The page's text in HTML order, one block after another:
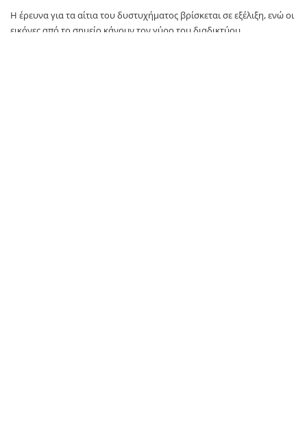
Η έρευνα για τα αίτια του δυστυχήματος βρίσκεται σε εξέλιξη, ενώ οι
εικόνες από το σημείο κάνουν τον γύρο του διαδικτύου.